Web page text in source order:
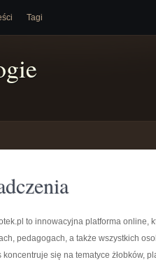
Tagi
to innowacyjna platforma online,
pedagogach, a także wszystkich
koncentruje się na tematyce żłobków,